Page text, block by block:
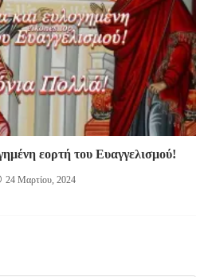
εορτή του Ευαγγελισμού!
24 Μαρτίου, 2024